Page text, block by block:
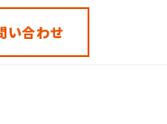
い合わせ